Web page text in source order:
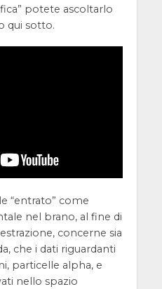
potete ascoltarlo
qui sotto.
“entrato” come
nel brano, al fine di
concerne sia
che i dati riguardanti
particelle alpha, e
nello spazio